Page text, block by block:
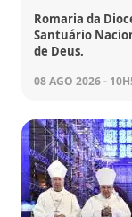
Romaria da
Santuário
de Deus.
08 AGO 2026 -